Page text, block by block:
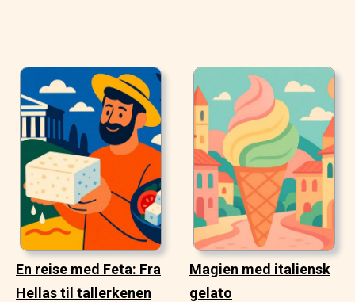
En reise med Feta: Fra
Hellas til tallerkenen
Magien med italiensk
gelato